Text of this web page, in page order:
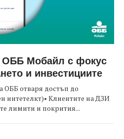
ОББ Мобайл с фокус
и инвестициите
ОББ отваря достъп до
интетелкт)• Клиентите на ДЗИ
лимити и покрития...